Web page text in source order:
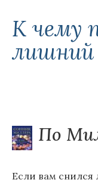
К чему
лишний
По
Если вам снился